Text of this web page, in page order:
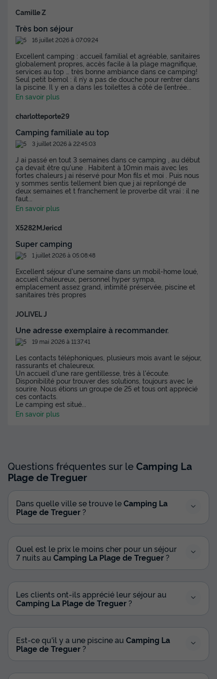
Camille Z
Très bon séjour
16 juillet 2026 à 07:09:24
Excellent camping : accueil familial et agréable, sanitaires
globalement propres, accès facile à la plage magnifique,
services au top … très bonne ambiance dans ce camping!
Seul petit bémol : il n’y a pas de douche pour rentrer dans
la piscine. Il y en a dans les toilettes à côté de l’entrée
En savoir plus
charlotteporte29
Camping familiale au top
3 juillet 2026 à 22:45:03
J ai passé en tout 3 semaines dans ce camping , au début
ça devait être qu'une . Habitent à 10min mais avec les
fortes chaleurs j ai réservé pour Mon fils et moi . Puis nous
y sommes sentis tellement bien que j ai reprilongé de
deux semaines et t franchement le proverbe dit vrai : il ne
faut
En savoir plus
X5282MJericd
Super camping
1 juillet 2026 à 05:08:48
Excellent séjour d'une semaine dans un mobil-home loué,
accueil chaleureux, personnel hyper sympa,
emplacement assez grand, intimité préservée, piscine et
sanitaires très propres
JOLIVEL J
Une adresse exemplaire à recommander.
19 mai 2026 à 11:37:41
Les contacts téléphoniques, plusieurs mois avant le séjour,
rassurants et chaleureux.
Un accueil d'une rare gentillesse, très à l'écoute.
Disponibilité pour trouver des solutions, toujours avec le
sourire. Nous étions un groupe de 25 et tous ont apprécié
ces contacts.
Le camping est situé
En savoir plus
Questions fréquentes sur leCamping La
Plage de Treguer
Dans quelle ville se trouve leCamping La
Plage de Treguer ?
Quel est le prix le moins cher pour un séjour
7 nuits au Camping La Plage de Treguer ?
Les clients ont-ils apprécié leur séjour au
Camping La Plage de Treguer ?
Est-ce qu'il y a une piscine au Camping La
Plage de Treguer ?